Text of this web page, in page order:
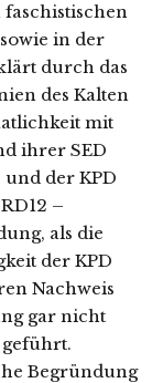
in der
durch das
des Kalten
mit
ihrer SED
der KPD
–
als die
der KPD
Nachweis
gar nicht
Begründung